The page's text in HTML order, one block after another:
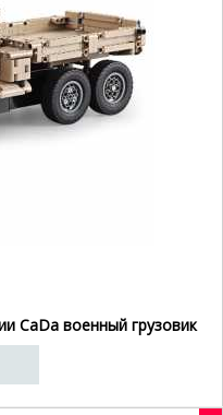
CaDa военный грузовик